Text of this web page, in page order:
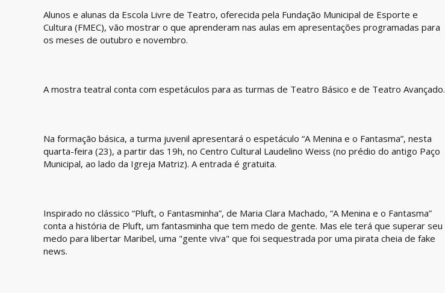
Alunos e alunas da Escola Livre de Teatro, oferecida pela Fundação Municipal de Esporte e
Cultura (FMEC), vão mostrar o que aprenderam nas aulas em apresentações programadas para
os meses de outubro e novembro.
A mostra teatral conta com espetáculos para as turmas de Teatro Básico e de Teatro Avançado.
Na formação básica, a turma juvenil apresentará o espetáculo “A Menina e o Fantasma”, nesta
quarta-feira (23), a partir das 19h, no Centro Cultural Laudelino Weiss (no prédio do antigo Paço
Municipal, ao lado da Igreja Matriz). A entrada é gratuita.
Inspirado no clássico “Pluft, o Fantasminha”, de Maria Clara Machado, “A Menina e o Fantasma”
conta a história de Pluft, um fantasminha que tem medo de gente. Mas ele terá que superar seu
medo para libertar Maribel, uma "gente viva" que foi sequestrada por uma pirata cheia de fake
news.